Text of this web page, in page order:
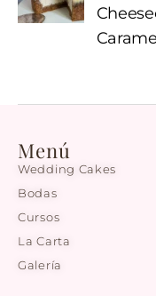
Menú
Wedding Cakes
Bodas
Cursos
La Carta
Galería